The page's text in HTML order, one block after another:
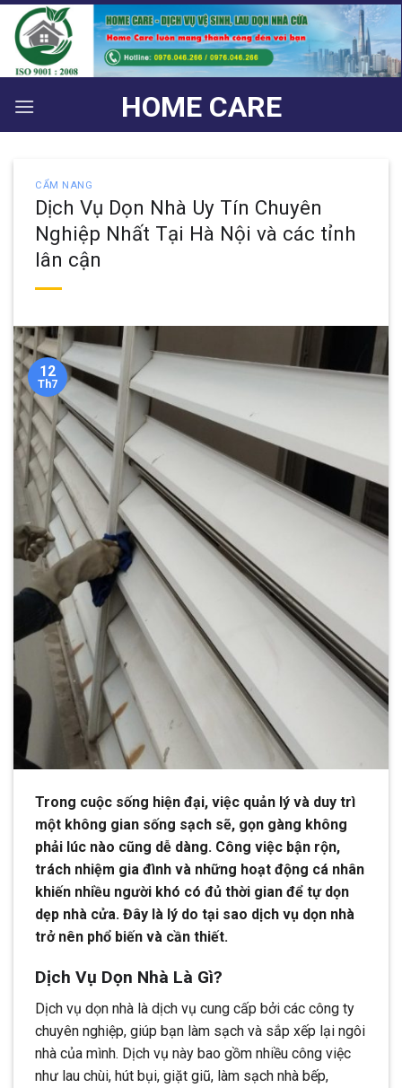
Bỏ
qua
nội
dung
HOME CARE
CẨM NANG
Dịch Vụ Dọn Nhà Uy Tín Chuyên
Nghiệp Nhất Tại Hà Nội và các tỉnh
lân cận
12
Th7
Trong cuộc sống hiện đại, việc quản lý và duy trì
một không gian sống sạch sẽ, gọn gàng không
phải lúc nào cũng dễ dàng. Công việc bận rộn,
trách nhiệm gia đình và những hoạt động cá nhân
khiến nhiều người khó có đủ thời gian để tự dọn
dẹp nhà cửa. Đây là lý do tại sao dịch vụ dọn nhà
trở nên phổ biến và cần thiết.
Dịch Vụ Dọn Nhà Là Gì?
Dịch vụ dọn nhà là dịch vụ cung cấp bởi các công ty
chuyên nghiệp, giúp bạn làm sạch và sắp xếp lại ngôi
nhà của mình. Dịch vụ này bao gồm nhiều công việc
như lau chùi, hút bụi, giặt giũ, làm sạch nhà bếp,